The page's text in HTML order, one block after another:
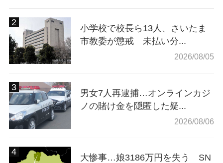
小学校で校長ら13人、さいたま
市教委が懲戒 未払い分...
2026/08/05
男女7人再逮捕…オンラインカジ
ノの賭け金を隠匿した疑...
2026/08/06
大惨事…娘3186万円を失う SN